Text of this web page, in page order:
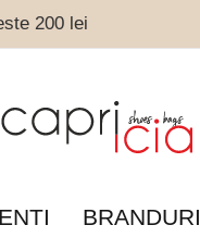
200 lei
BRANDURI